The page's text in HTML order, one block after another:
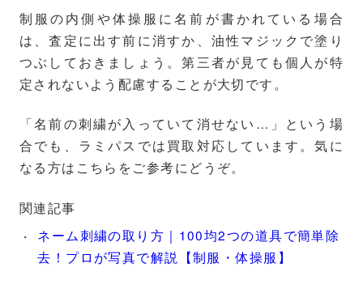
制服の内側や体操服に名前が書かれている場合
は、査定に出す前に消すか、油性マジックで塗り
つぶしておきましょう。第三者が見ても個人が特
定されないよう配慮することが大切です。
「名前の刺繍が入っていて消せない…」という場
合でも、ラミパスでは買取対応しています。気に
なる方はこちらをご参考にどうぞ。
関連記事
ネーム刺繍の取り方｜100均2つの道具で簡単除
去！プロが写真で解説【制服・体操服】